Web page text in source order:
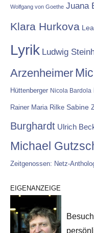
Wolfgang von Goethe Juana
Klara Hurkova
Lyrik Ludwig
Arzenheimer
Hüttenberger Nicola Bardola
Rainer Maria Rilke Sabine
Burghardt Ulrich
Michael
Zeitgenossen: Netz-
EIGENANZEIGE